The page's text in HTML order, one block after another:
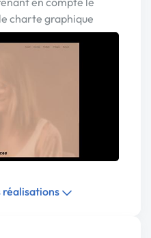
charte graphique
réalisations